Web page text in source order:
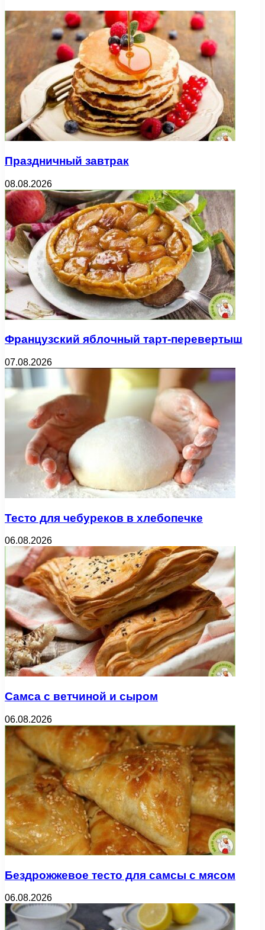
Праздничный завтрак
08.08.2026
Французский яблочный тарт-перевертыш
07.08.2026
Тесто для чебуреков в хлебопечке
06.08.2026
Самса с ветчиной и сыром
06.08.2026
Бездрожжевое тесто для самсы с мясом
06.08.2026